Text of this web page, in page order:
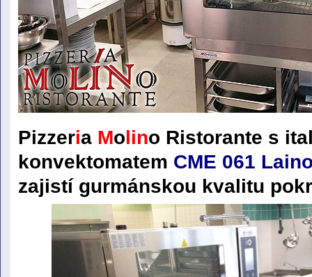
PizzeriaMolino Ristorante s
konvektomatem CME 061
zajistí gurmánskou kvalitu